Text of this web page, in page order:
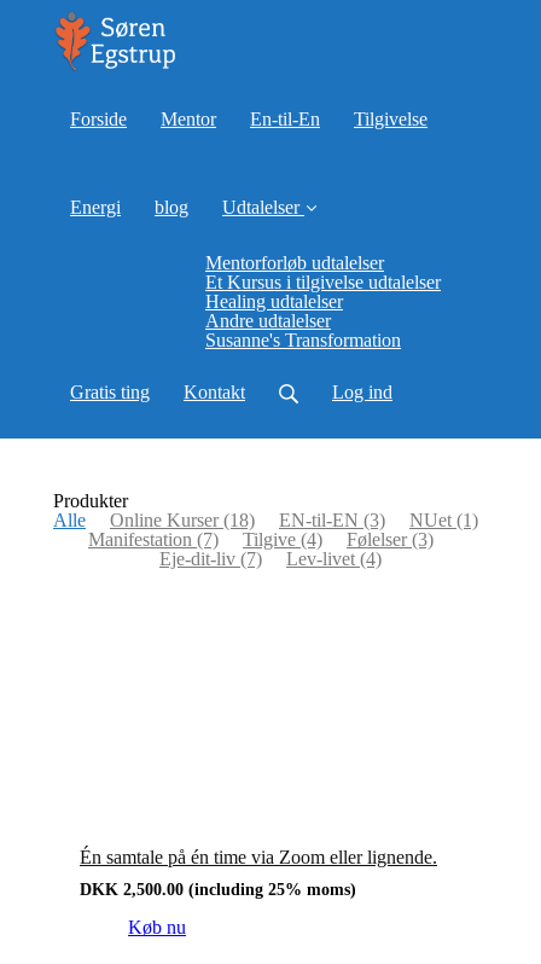
Forside Mentor En-til-En Tilgivelse
Energi blog Udtalelser
Mentorforløb udtalelser
Et Kursus i tilgivelse udtalelser
Healing udtalelser
Andre udtalelser
Susanne's Transformation
Gratis ting Kontakt Log ind
Produkter
Alle
Online Kurser(18) EN-til-EN (3) NUet (1)
Manifestation (7) Tilgive (4) Følelser(3)
Eje-dit-liv (7) Lev-livet (4)
Én samtale på én time via Zoom eller lignende.
DKK 2,500.00 (including 25% moms)
Køb nu